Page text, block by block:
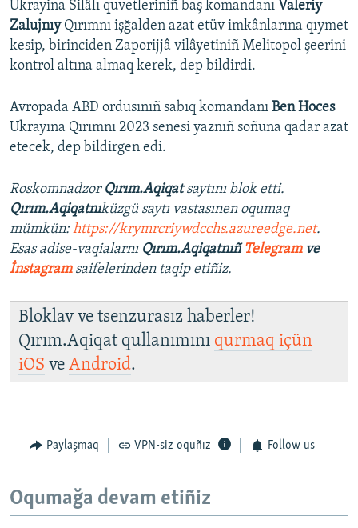
Ukrayina Silâlı quvetleriniñ baş komandanı Valeriy
Zalujnıy Qırımnı işğalden azat etüv imkânlarına qıymet
kesip, birinciden Zaporijjâ vilâyetiniñ Melitopol şeerini
kontrol altına almaq kerek, dep bildirdi.
Avropada ABD ordusınıñ sabıq komandanı Ben Hoces
Ukrayına Qırımnı 2023 senesi yaznıñ soñuna qadar azat
etecek, dep bildirgen edi.
Roskomnadzor Qırım.Aqiqatsaytını blok etti.
Qırım.Aqiqatnıküzgü saytı vastasınen oqumaq
mümkün:https://krymrcriywdcchs.azureedge.net.
Esas adise-vaqialarnı Qırım.Aqiqatnıñ Telegramve
İnstagram saifelerinden taqip etiñiz.
Bloklav ve tsenzurasız haberler!
Qırım.Aqiqat qullanımını qurmaq içün
iOS ve Android.
Paylaşmaq VPN-siz oquñız Follow us
Oqumağa devam etiñiz